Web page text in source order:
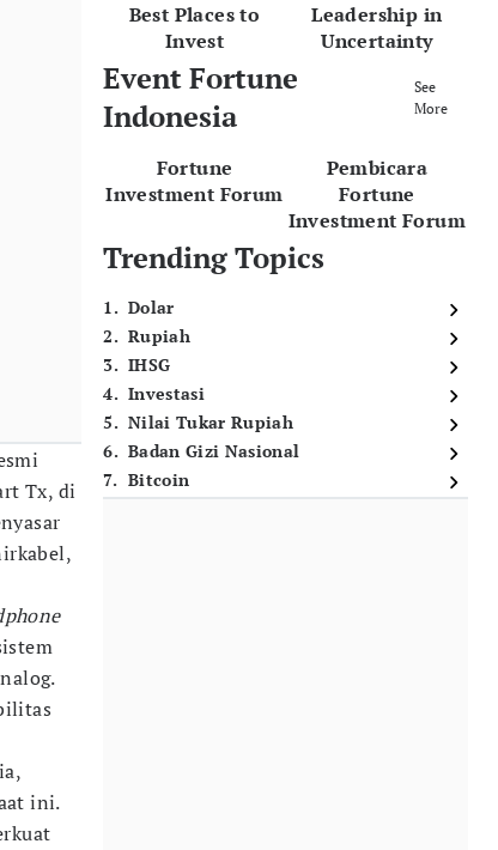
Tx, di
ini.
Best Places to
Invest
Leadership in
Uncertainty
Event Fortune
Indonesia
See
More
Fortune
Investment Forum
Pembicara
Fortune
Investment Forum
Trending Topics
1. Dolar
2. Rupiah
3. IHSG
4. Investasi
5. Nilai Tukar Rupiah
6. Badan Gizi Nasional
7. Bitcoin